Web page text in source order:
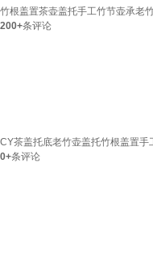
竹根盖置茶壶盖托手工竹节壶承老
200+条评论
CY茶盖托底老竹壶盖托竹根盖置
0+条评论